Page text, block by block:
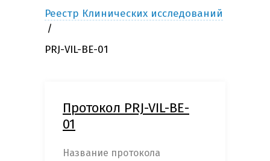
Реестр Клинических исследований
PRJ-VIL-BE-01
Протокол PRJ-VIL-BE-
01
Название протокола